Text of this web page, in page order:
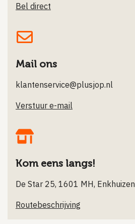
Bel direct
Mail ons
klantenservice@plusjop.nl
Verstuur e-mail
Kom eens langs!
De Star 25, 1601 MH, Enkhuizen
Routebeschrijving